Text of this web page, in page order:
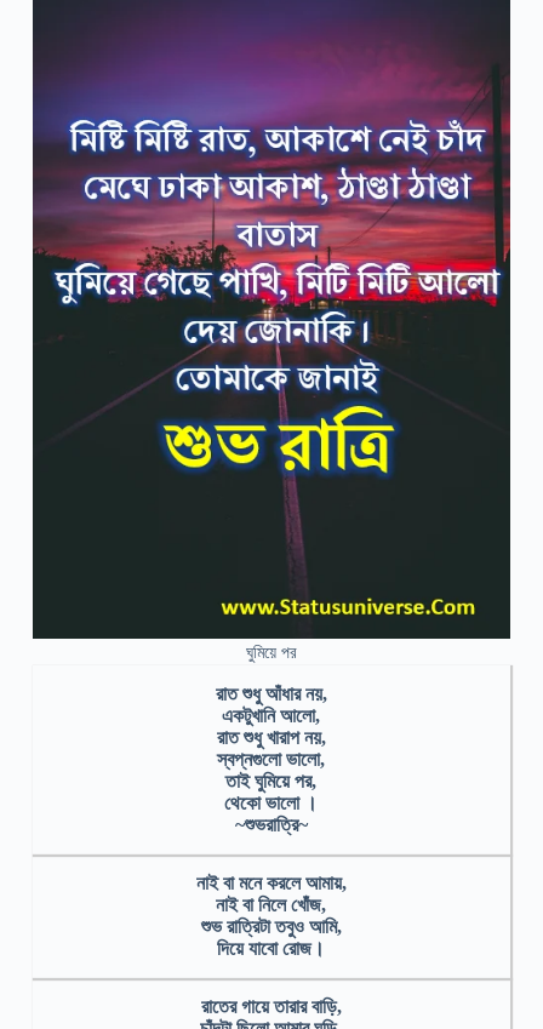
ঘুমিয়ে পর
রাত শুধু আঁধার নয়,
একটুখানি আলো,
রাত শুধু খারাপ নয়,
স্বপ্নগুলো ভালো,
তাই ঘুমিয়ে পর,
থেকো ভালো ।
~শুভরাত্রি~
নাই বা মনে করলে আমায়,
নাই বা নিলে খোঁজ,
শুভ রাত্রিটা তবুও আমি,
দিয়ে যাবাে রােজ।
রাতের গায়ে তারার বাড়ি,